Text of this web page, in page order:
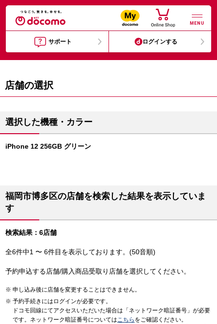
MENU
サポート ログインする
店舗の選択
選択した機種・カラー
iPhone 12 256GB グリーン
福岡市博多区の店舗を検索した結果を表示していま
す
検索結果：6店舗
全6件中1 〜 6件目を表示しております。(50音順)
予約申込する店舗/購入商品受取り店舗を選択してください。
申し込み後に店舗を変更することはできません。
予約手続きにはログインが必要です。
ドコモ回線にてアクセスいただいた場合は「ネットワーク暗証番号」が必要
です。ネットワーク暗証番号についてはこちら をご確認ください。